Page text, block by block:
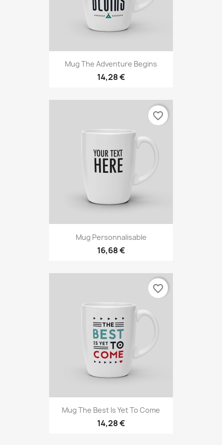
Mug The Adventure Begins
14,28 €
Mug Personnalisable
16,68 €
favorite_border
Mug The Best Is Yet To Come
14,28 €
favorite_border